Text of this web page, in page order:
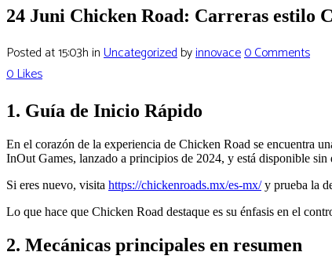
24 Juni Chicken Road: Carreras estilo
Posted at 15:03h inUncategorizedbyinnovace0 Comments
0Likes
1. Guía de Inicio Rápido
En el corazón de la experiencia de Chicken Road se encuentra
InOut Games, lanzado a principios de 2024, y está disponible
Si eres nuevo, visita https://chickenroads.mx/es-mx/y prueba la
Lo que hace que Chicken Road destaque es su énfasis en el
2. Mecánicas principales en resumen